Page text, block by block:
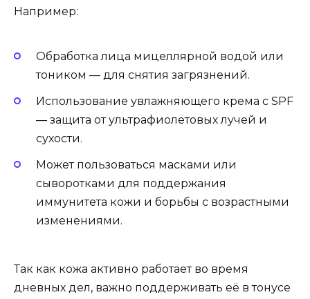
Например:
Обработка лица мицеллярной водой или
тоником — для снятия загрязнений.
Использование увлажняющего крема с SPF
— защита от ультрафиолетовых лучей и
сухости.
Может пользоваться масками или
сыворотками для поддержания
иммунитета кожи и борьбы с возрастными
изменениями.
Так как кожа активно работает во время
дневных дел, важно поддерживать её в тонусе